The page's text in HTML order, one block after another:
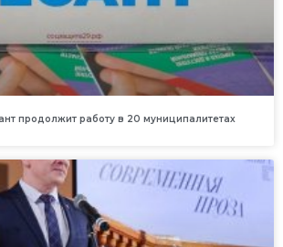
продолжит работу в 20 муниципалитетах